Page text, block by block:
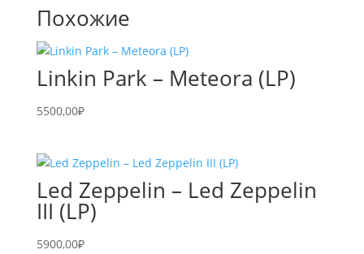
Похожие
Linkin Park – Meteora (LP)
5500,00₽
Led Zeppelin – Led Zeppelin
III (LP)
5900,00₽